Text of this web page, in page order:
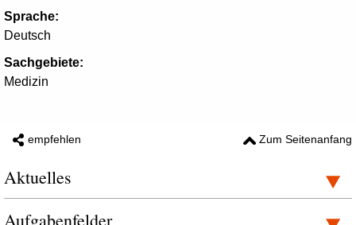
Sprache:
Deutsch
Sachgebiete:
Medizin
empfehlen Zum Seitenanfang
Aktuelles
Aufgabenfelder